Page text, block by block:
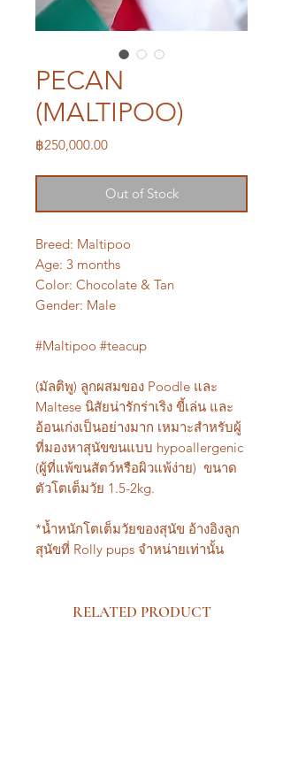
PECAN
(MALTIPOO)
฿250,000.00Price
Out of Stock
Breed: Maltipoo
Age: 3 months
Color: Chocolate & Tan
Gender: Male
#Maltipoo #teacup
(มัลติพู) ลูกผสมของ Poodle และ
Maltese นิสัยน่ารักร่าเริง ขี้เล่น และ
อ้อนเก่งเป็นอย่างมาก เหมาะสำหรับผู้
ที่มองหาสุนัขขนแบบ hypoallergenic
(ผู้ที่แพ้ขนสัตว์หรือผิวแพ้ง่าย) ขนาด
ตัวโตเต็มวัย 1.5-2kg.
*น้ำหนักโตเต็มวัยของสุนัข อ้างอิงลูก
สุนัขที่ Rolly pups จำหน่ายเท่านั้น
RELATED PRODUCT